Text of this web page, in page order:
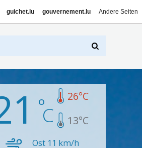
guichet.lu gouvernement.lu Andere Seiten
26°C
13°C
Ost 11 km/h